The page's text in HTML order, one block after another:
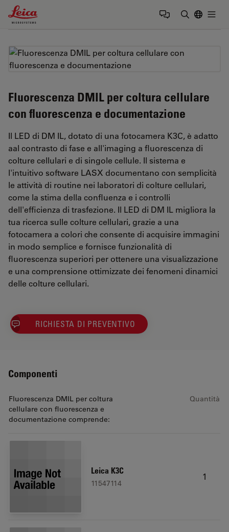
Leica Microsystems Logo
Fluorescenza DMIL per coltura cellulare
con fluorescenza e documentazione
Il LED di DM IL, dotato di una fotocamera K3C, è adatto
aal contrasto di fase e all'imaging a fluorescenza di
colture cellulari e di singole cellule. Il sistema e
l'intuitivo software LASX documentano con semplicità
le attività di routine nei laboratori di colture cellulari,
come la stima della confluenza e i controlli
dell'efficienza di trasfezione. Il LED di DM IL migliora la
tua ricerca sulle colture cellulari, grazie a una
fotocamera a colori che consente di acquisire immagini
in modo semplice e fornisce funzionalità di
fluorescenza superiori per ottenere una visualizzazione
e una comprensione ottimizzate dei fenomeni dinamici
delle colture cellulari.
RICHIESTA DI PREVENTIVO
Componenti
Fluorescenza DMIL per coltura
cellulare con fluorescenza e
documentazione comprende:
Quantità
Leica K3C
11547114
1